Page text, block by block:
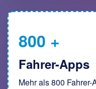
800 +
Fahrer-Apps
Mehr als 800